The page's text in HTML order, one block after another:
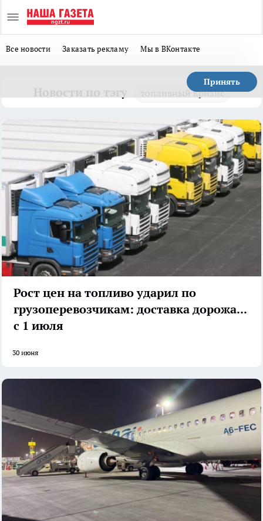
Все новости Заказать рекламу Мы в ВКонтакте
Принять
топливный кризис
Рост цен на топливо ударил по
грузоперевозчикам: доставка дорожает
с 1 июля
30 июня